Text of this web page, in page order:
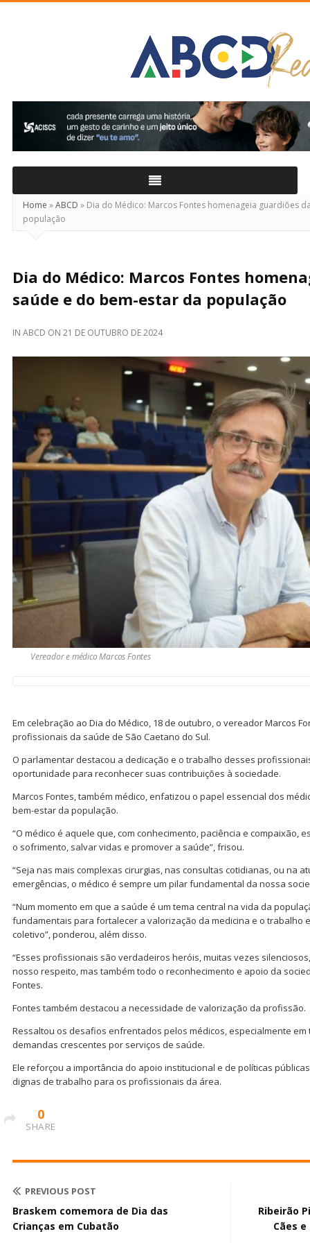
Home »ABCD » Dia do Médico: Marcos Fontes homenageia guardiões
população
Dia do Médico: Marcos Fontes
saúde e do bem-estar da população
IN ABCD ON 21 DE OUTUBRO DE 2024
Vereador e médico Marcos Fontes
Em celebração ao Dia do Médico, 18 de outubro, o vereador Marcos
profissionais da saúde de São Caetano do Sul.
O parlamentar destacou a dedicação e o trabalho desses
oportunidade para reconhecer suas contribuições à sociedade.
Marcos Fontes, também médico, enfatizou o papel essencial dos
bem-estar da população.
“O médico é aquele que, com conhecimento, paciência e compaixão,
o sofrimento, salvar vidas e promover a saúde”, frisou.
“Seja nas mais complexas cirurgias, nas consultas cotidianas, ou na
emergências, o médico é sempre um pilar fundamental da nossa
“Num momento em que a saúde é um tema central na vida da
fundamentais para fortalecer a valorização da medicina e o trabalho
coletivo”, ponderou, além disso.
“Esses profissionais são verdadeiros heróis, muitas vezes
nosso respeito, mas também todo o reconhecimento e apoio da
Fontes.
Fontes também destacou a necessidade de valorização da profissão.
Ressaltou os desafios enfrentados pelos médicos, especialmente
demandas crescentes por serviços de saúde.
Ele reforçou a importância do apoio institucional e de políticas
dignas de trabalho para os profissionais da área.
0
SHARE
PREVIOUS POST
Braskem comemora de Dia das
Crianças em Cubatão
Ribeirão
Cães